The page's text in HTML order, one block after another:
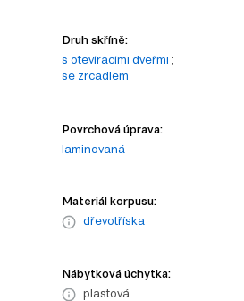
Druh skříně:
s otevíracími dveřmi ;
se zrcadlem
Povrchová úprava:
laminovaná
Materiál korpusu:
dřevotříska
Nábytková úchytka:
plastová